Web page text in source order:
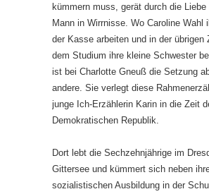
kümmern muss, gerät durch die Liebe
Mann in Wirrnisse. Wo Caroline Wahl
der Kasse arbeiten und in der übrigen
dem Studium ihre kleine Schwester
ist bei Charlotte Gneuß die Setzung
andere. Sie verlegt diese
junge Ich-Erzählerin Karin in die Zeit
Demokratischen Republik.
Dort lebt die Sechzehnjährige im
Gittersee und kümmert sich neben
sozialistischen Ausbildung in der